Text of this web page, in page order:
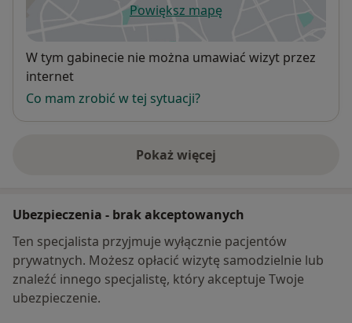
Powiększ mapęotwiera się w nowej karcie
Dostępność
W tym gabinecie nie można umawiać wizyt przez
internet
Co mam zrobić w tej sytuacji?
Pokaż więcej
o adresie
Ubezpieczenia - brak akceptowanych
Ten specjalista przyjmuje wyłącznie pacjentów
prywatnych. Możesz opłacić wizytę samodzielnie lub
znaleźć innego specjalistę, który akceptuje Twoje
ubezpieczenie.